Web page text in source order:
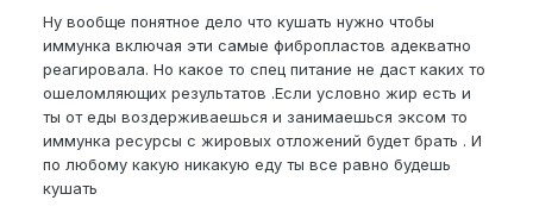
Ну вообще понятное дело что кушать нужно чтобы
иммунка включая эти самые фибропластов адекватно
реагировала. Но какое то спец питание не даст каких то
ошеломляющих результатов .Если условно жир есть и
ты от еды воздерживаешься и занимаешься эксом то
иммунка ресурсы с жировых отложений будет брать . И
по любому какую никакую еду ты все равно будешь
кушать